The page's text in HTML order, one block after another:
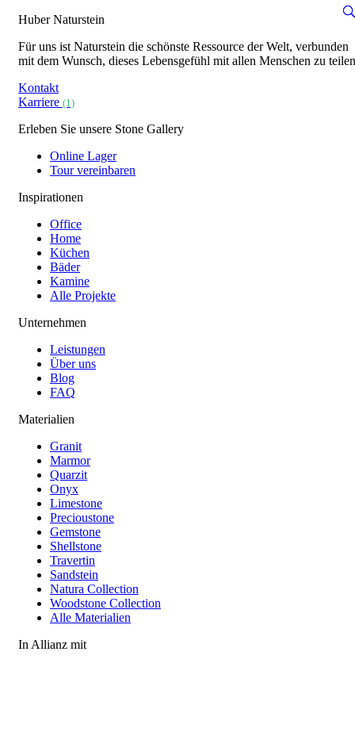
Huber Naturstein
Für uns ist Naturstein die schönste Ressource der Welt, verbunden
mit dem Wunsch, dieses Lebensgefühl mit allen Menschen zu
Kontakt
Karriere (1)
Erleben Sie unsere Stone Gallery
Online Lager
Tour vereinbaren
Inspirationen
Office
Home
Küchen
Bäder
Kamine
Alle Projekte
Unternehmen
Leistungen
Über uns
Blog
FAQ
Materialien
Granit
Marmor
Quarzit
Onyx
Limestone
Precioustone
Gemstone
Shellstone
Travertin
Sandstein
Natura Collection
Woodstone Collection
Alle Materialien
In Allianz mit